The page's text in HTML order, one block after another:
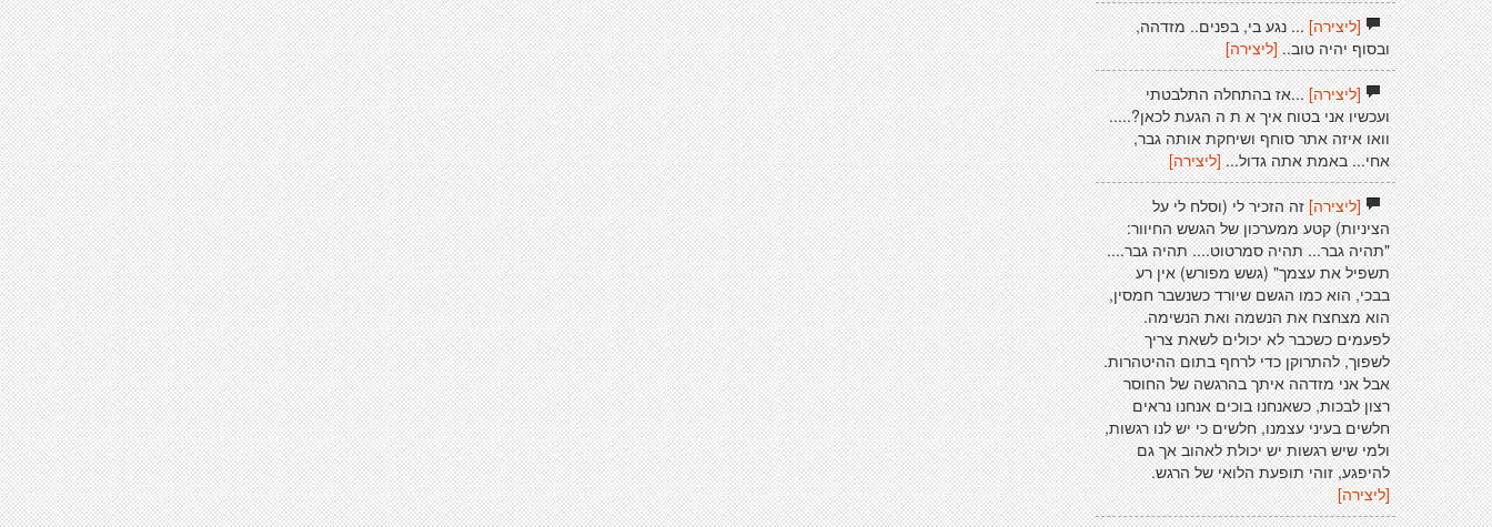
[ליצירה]... נגע בי, בפנים.. מזדהה,
ובסוף יהיה טוב.. [ליצירה]
[ליצירה]...אז בהתחלה התלבטתי
ועכשיו אני בטוח איך א ת ה הגעת לכאן?.....
וואו איזה אתר סוחף ושיחקת אותה גבר,
אחי... באמת אתה גדול... [ליצירה]
[ליצירה]זה הזכיר לי (וסלח לי על
הציניות) קטע ממערכון של הגשש החיוור:
"תהיה גבר... תהיה סמרטוט.... תהיה גבר....
תשפיל את עצמך" (גשש מפורש) אין רע
בבכי, הוא כמו הגשם שיורד כשנשבר חמסין,
הוא מצחצח את הנשמה ואת הנשימה.
לפעמים כשכבר לא יכולים לשאת צריך
לשפוך, להתרוקן כדי לרחף בתום ההיטהרות.
אבל אני מזדהה איתך בהרגשה של החוסר
רצון לבכות, כשאנחנו בוכים אנחנו נראים
חלשים בעיני עצמנו, חלשים כי יש לנו רגשות,
ולמי שיש רגשות יש יכולת לאהוב אך גם
להיפגע, זוהי תופעת הלואי של הרגש.
[ליצירה]